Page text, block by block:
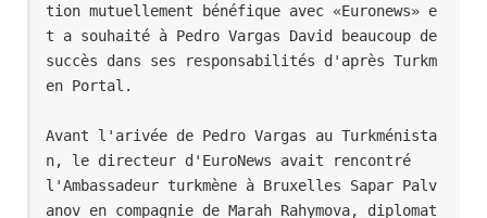
tion mutuellement bénéfique avec «Euronews» e
t a souhaité à Pedro Vargas David beaucoup de
succès dans ses responsabilités d'après Turkm
en Portal.
Avant l'arivée de Pedro Vargas au Turkménista
n, le directeur d'EuroNews avait rencontré
l'Ambassadeur turkmène à Bruxelles Sapar Palv
anov en compagnie de Marah Rahymova, diplomat